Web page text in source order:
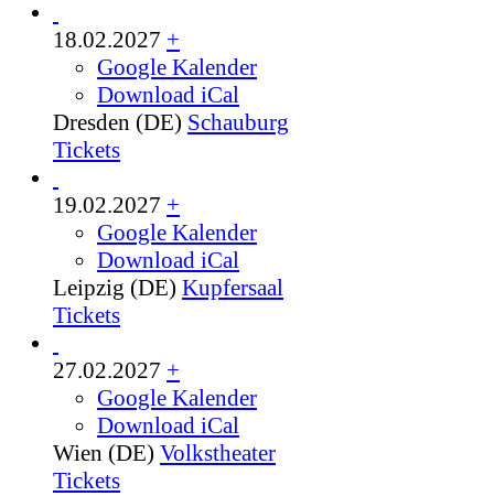
18.02.2027 +
Google Kalender
Download iCal
Dresden (DE) Schauburg
Tickets
19.02.2027 +
Google Kalender
Download iCal
Leipzig (DE) Kupfersaal
Tickets
27.02.2027 +
Google Kalender
Download iCal
Wien (DE) Volkstheater
Tickets